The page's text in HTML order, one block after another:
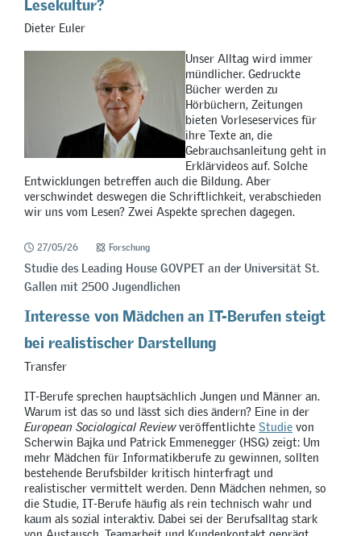
Dieter Euler
Unser Alltag wird immer
mündlicher. Gedruckte
Bücher werden zu
Hörbüchern, Zeitungen
bieten Vorleseservices für
ihre Texte an, die
Gebrauchsanleitung geht in
Erklärvideos auf. Solche
Entwicklungen betreffen auch die Bildung. Aber
verschwindet deswegen die Schriftlichkeit, verabschieden
wir uns vom Lesen? Zwei Aspekte sprechen dagegen.
27/05/26 Forschung
Studie des Leading House GOVPET an der Universität St.
Gallen mit 2500 Jugendlichen
Interesse von Mädchen an IT-Berufen steigt
bei realistischer Darstellung
Transfer
IT-Berufe sprechen hauptsächlich Jungen und Männer an.
Warum ist das so und lässt sich dies ändern? Eine in der
European Sociological Reviewveröffentlichte Studie von
Scherwin Bajka und Patrick Emmenegger (HSG) zeigt: Um
mehr Mädchen für Informatikberufe zu gewinnen, sollten
bestehende Berufsbilder kritisch hinterfragt und
realistischer vermittelt werden. Denn Mädchen nehmen, so
die Studie, IT-Berufe häufig als rein technisch wahr und
kaum als sozial interaktiv. Dabei sei der Berufsalltag stark